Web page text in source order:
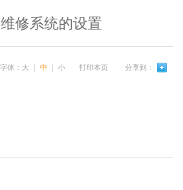
修系统的设置
字体： 大 中 小 打印本页 分享到：